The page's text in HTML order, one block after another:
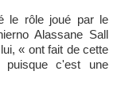
le rôle joué par le
Alassane Sall
« ont fait de cette
puisque c'est une